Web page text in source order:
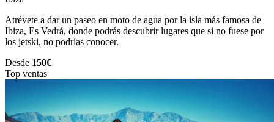
Atrévete a dar un paseo en moto de agua por la isla más famosa de
Ibiza, Es Vedrá, donde podrás descubrir lugares que si no fuese por
los jetski, no podrías conocer.
Desde 150€
Top ventas